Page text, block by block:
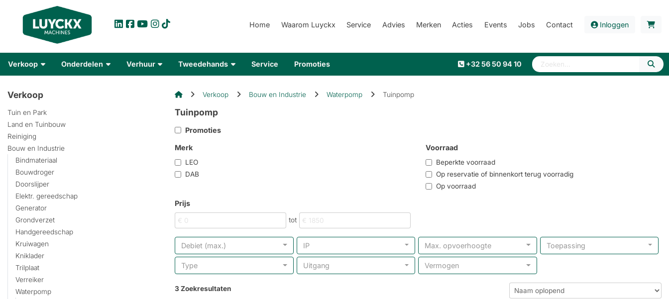
Home Waarom Luyckx Service Advies Merken Acties Events Jobs Contact Inloggen
Verkoop Onderdelen Verhuur Tweedehands Service Promoties +32 56 50 94 10
Verkoop
Tuin en Park
Land en Tuinbouw
Reiniging
Bouw en Industrie
Bindmateriaal
Bouwdroger
Doorslijper
Elektr. gereedschap
Generator
Grondverzet
Handgereedschap
Kruiwagen
Kniklader
Trilplaat
Verreiker
Waterpomp
Verkoop Bouw en Industrie Waterpomp Tuinpomp
Tuinpomp
Promoties
Merk
LEO
DAB
Voorraad
Beperkte voorraad
Op reservatie of binnenkort terug voorradig
Op voorraad
Prijs
tot
Debiet (max.) IP Max. opvoerhoogte Toepassing
Type Uitgang Vermogen
3 Zoekresultaten